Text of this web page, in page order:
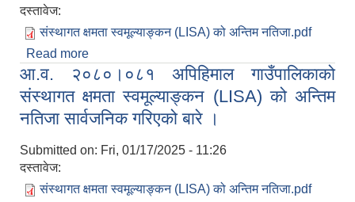
दस्तावेज:
संस्थागत क्षमता स्वमूल्याङ्कन (LISA) को अन्तिम नतिजा.pdf
Read more
संस्थागत क्षमता स्वमूल्याङ्कन (LISA) को अन्तिम नतिजा
सार्वजनिक गरिएको बारे ।
आ.व. २०८०।०८१ अपिहिमाल गाउँपालिकाको
संस्थागत क्षमता स्वमूल्याङ्कन (LISA) को अन्तिम
नतिजा सार्वजनिक गरिएको बारे ।
Submitted on: Fri, 01/17/2025 - 11:26
दस्तावेज:
संस्थागत क्षमता स्वमूल्याङ्कन (LISA) को अन्तिम नतिजा.pdf